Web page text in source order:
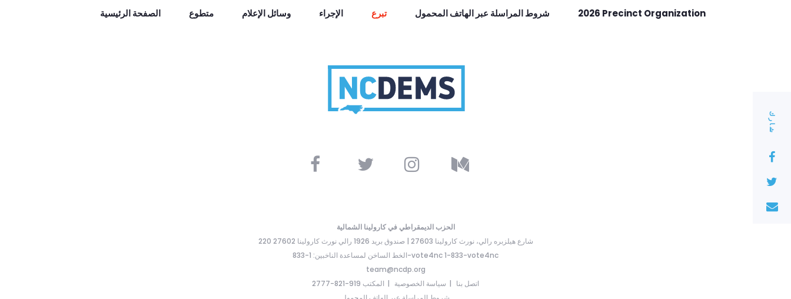
شارك
الصفحة الرئيسية متطوع وسائل الإعلام الإجراء تبرع شروط المراسلة عبر الهاتف المحمول 2026 Precinct Organization
الحزب الديمقراطي في كارولينا الشمالية
220 شارع هيلزبره رالي، نورث كارولينا 27603 | صندوق بريد 1926 رالي نورث كارولينا 27602
الخط الساخن لمساعدة الناخبين: 1-833-vote4nc 1-833-vote4nc
team@ncdp.org
المكتب 919-821-2777
سياسة الخصوصية
اتصل بنا